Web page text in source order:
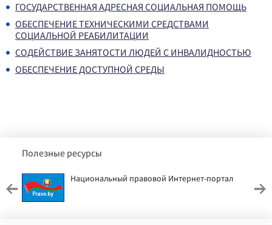
ГОСУДАРСТВЕННАЯ АДРЕСНАЯ СОЦИАЛЬНАЯ ПОМОЩЬ
ОБЕСПЕЧЕНИЕ ТЕХНИЧЕСКИМИ СРЕДСТВАМИ
СОЦИАЛЬНОЙ РЕАБИЛИТАЦИИ
СОДЕЙСТВИЕ ЗАНЯТОСТИ ЛЮДЕЙ С ИНВАЛИДНОСТЬЮ
ОБЕСПЕЧЕНИЕ ДОСТУПНОЙ СРЕДЫ
Полезные ресурсы
Национальный правовой Интернет-портал